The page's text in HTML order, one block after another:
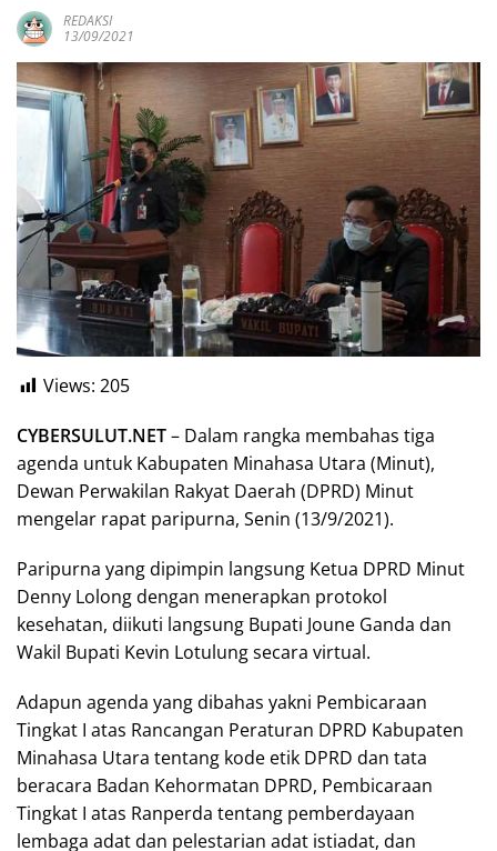
REDAKSI
13/09/2021
Views: 205
CYBERSULUT.NET– Dalam rangka membahas tiga
agenda untuk Kabupaten Minahasa Utara (Minut),
Dewan Perwakilan Rakyat Daerah (DPRD) Minut
mengelar rapat paripurna, Senin (13/9/2021).
Paripurna yang dipimpin langsung Ketua DPRD Minut
Denny Lolong dengan menerapkan protokol
kesehatan, diikuti langsung Bupati Joune Ganda dan
Wakil Bupati Kevin Lotulung secara virtual.
Adapun agenda yang dibahas yakni Pembicaraan
Tingkat I atas Rancangan Peraturan DPRD Kabupaten
Minahasa Utara tentang kode etik DPRD dan tata
beracara Badan Kehormatan DPRD, Pembicaraan
Tingkat I atas Ranperda tentang pemberdayaan
lembaga adat dan pelestarian adat istiadat, dan